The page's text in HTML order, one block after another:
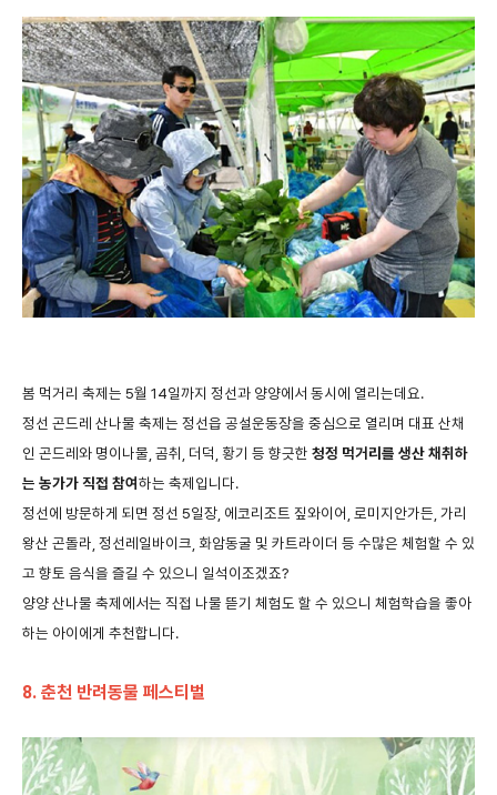
봄 먹거리 축제는 5월 14일까지 정선과 양양에서 동시에 열리는데요.
정선 곤드레 산나물 축제는 정선읍 공설운동장을 중심으로 열리며 대표 산채
인 곤드레와 명이나물 곰취 더덕 황기 등 향긋한 청정 먹거리를 생산채취하
는 농가가직접 참여하는 축제입니다.
정선에 방문하게 되면 정선 5일장 에코리조트 짚와이어 로미지안가든 가리
왕산 곤돌라 정선레일바이크 화암동굴 및 카트라이더 등 수많은 체험할 수 있
고 향토 음식을 즐길 수 있으니 일석이조겠죠?
양양산나물 축제에서는 직접 나물 뜯기 체험도 할 수 있으니 체험학습을 좋아
하는 아이에게 추천합니다.
8. 춘천 반려동물 페스티벌